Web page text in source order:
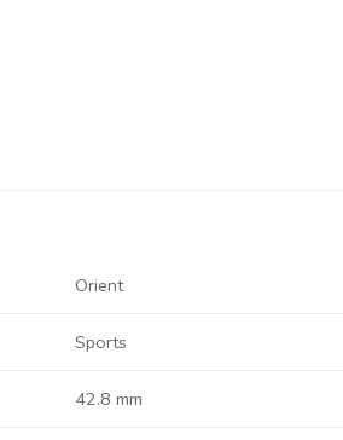
Orient
Sports
42.8 mm